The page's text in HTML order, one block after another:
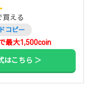
買える
コピー
最大1,500coin
はこちら ＞